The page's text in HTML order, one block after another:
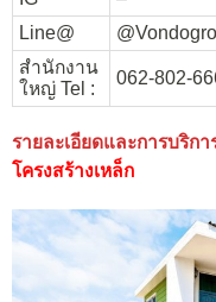
Line@
สำนักงาน
ใหญ่ Tel :
062-802-
รายละเอียดและการบริกา
โครงสร้างเหล็ก